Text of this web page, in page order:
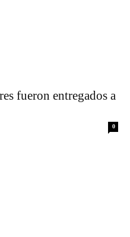
fueron entregados a
0